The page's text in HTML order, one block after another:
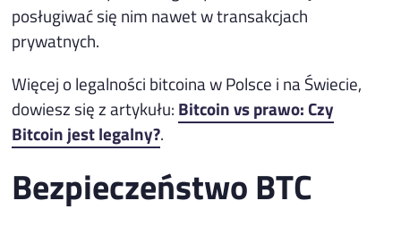
posługiwać się nim nawet w transakcjach
prywatnych.
Więcej o legalności bitcoina w Polsce i na Świecie,
dowiesz się z artykułu: Bitcoin vs prawo: Czy
Bitcoin jest legalny?.
Bezpieczeństwo BTC